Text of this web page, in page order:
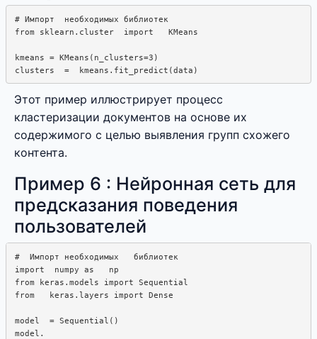
# Импорт  необходимых библиотек
from sklearn.cluster  import   KMeans
kmeans = KMeans(n_clusters=3)
Этот пример иллюстрирует процесс
кластеризации документов на основе их
содержимого с целью выявления групп схожего
контента.
Пример 6 : Нейронная сеть для
предсказания поведения
пользователей
#  Импорт необходимых   библиотек
import  numpy as   np
from keras.models import Sequential
from   keras.layers import Dense
model  = Sequential()
model.